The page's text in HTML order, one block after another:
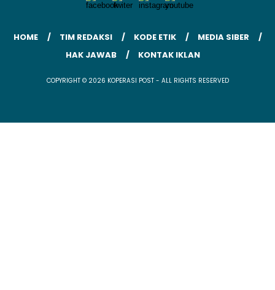
HOME TIM REDAKSI KODE ETIK
MEDIA SIBER
HAK JAWAB
KONTAK IKLAN
COPYRIGHT © 2026 KOPERASI POST - ALL RIGHTS RESERVED